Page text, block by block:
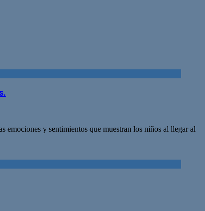
emociones y sentimientos que muestran los niños al llegar al